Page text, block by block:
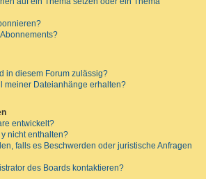
in diesem Forum zulässig?
meiner Dateianhänge erhalten?
entwickelt?
nicht enthalten?
falls es Beschwerden oder juristische Anfragen
des Boards kontaktieren?